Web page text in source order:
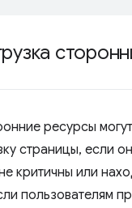
ресурсы
страницы, если
критичны или
пользователям